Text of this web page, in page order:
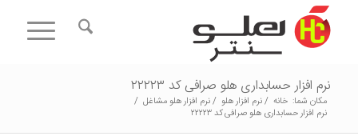
نرم افزار حسابداری هلو صرافی کد ۲۲۲۲۳
مکان شما: خانه /نرم افزار هلو /نرم افزار هلو مشاغل /
نرم افزار حسابداری هلو صرافی کد ۲۲۲۲۳